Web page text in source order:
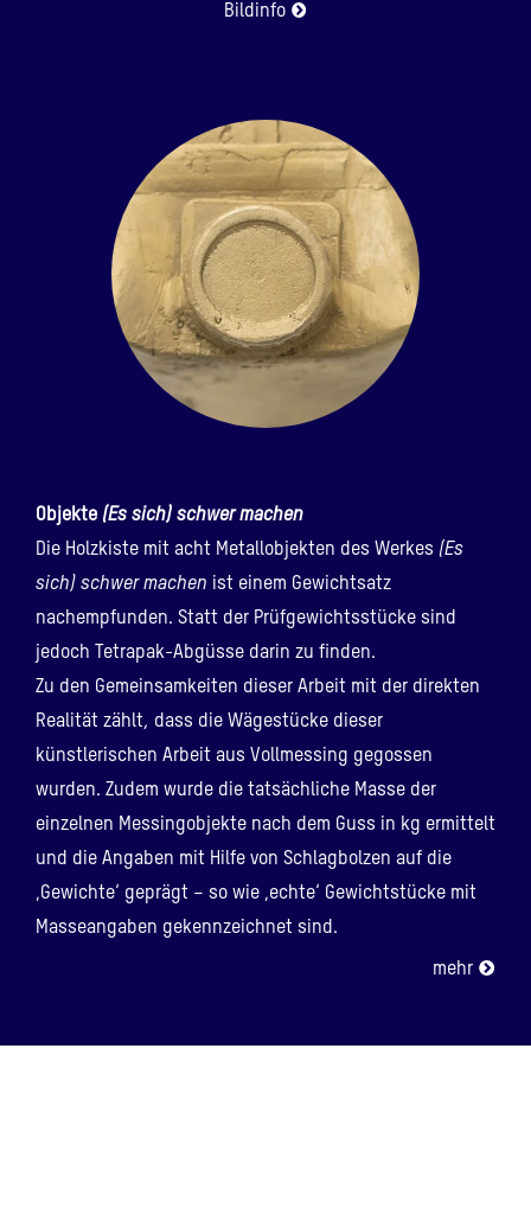
Bildinfo
Objekte (Es sich) schwer machen
Die Holzkiste mit acht Metallobjekten des Werkes (Es
sich) schwer machen ist einem Gewichtsatz
nachempfunden. Statt der Prüfgewichtsstücke sind
jedoch Tetrapak-Abgüsse darin zu finden.
Zu den Gemeinsamkeiten dieser Arbeit mit der direkten
Realität zählt, dass die Wägestücke dieser
künstlerischen Arbeit aus Vollmessing gegossen
wurden. Zudem wurde die tatsächliche Masse der
einzelnen Messingobjekte nach dem Guss in kg ermittelt
und die Angaben mit Hilfe von Schlagbolzen auf die
‚Gewichte‘ geprägt – so wie ‚echte‘ Gewichtstücke mit
Masseangaben gekennzeichnet sind.
mehr